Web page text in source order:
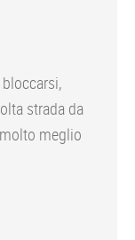
strada da
meglio